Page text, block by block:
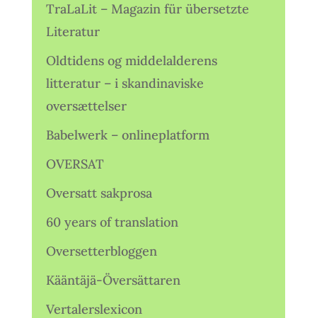
TraLaLit – Magazin für übersetzte
Literatur
Oldtidens og middelalderens
litteratur – i skandinaviske
oversættelser
Babelwerk – onlineplatform
OVERSAT
Oversatt sakprosa
60 years of translation
Oversetterbloggen
Kääntäjä-Översättaren
Vertalerslexicon